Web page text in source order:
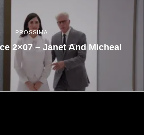
PROSSIMA
2×07 – Janet And Micheal